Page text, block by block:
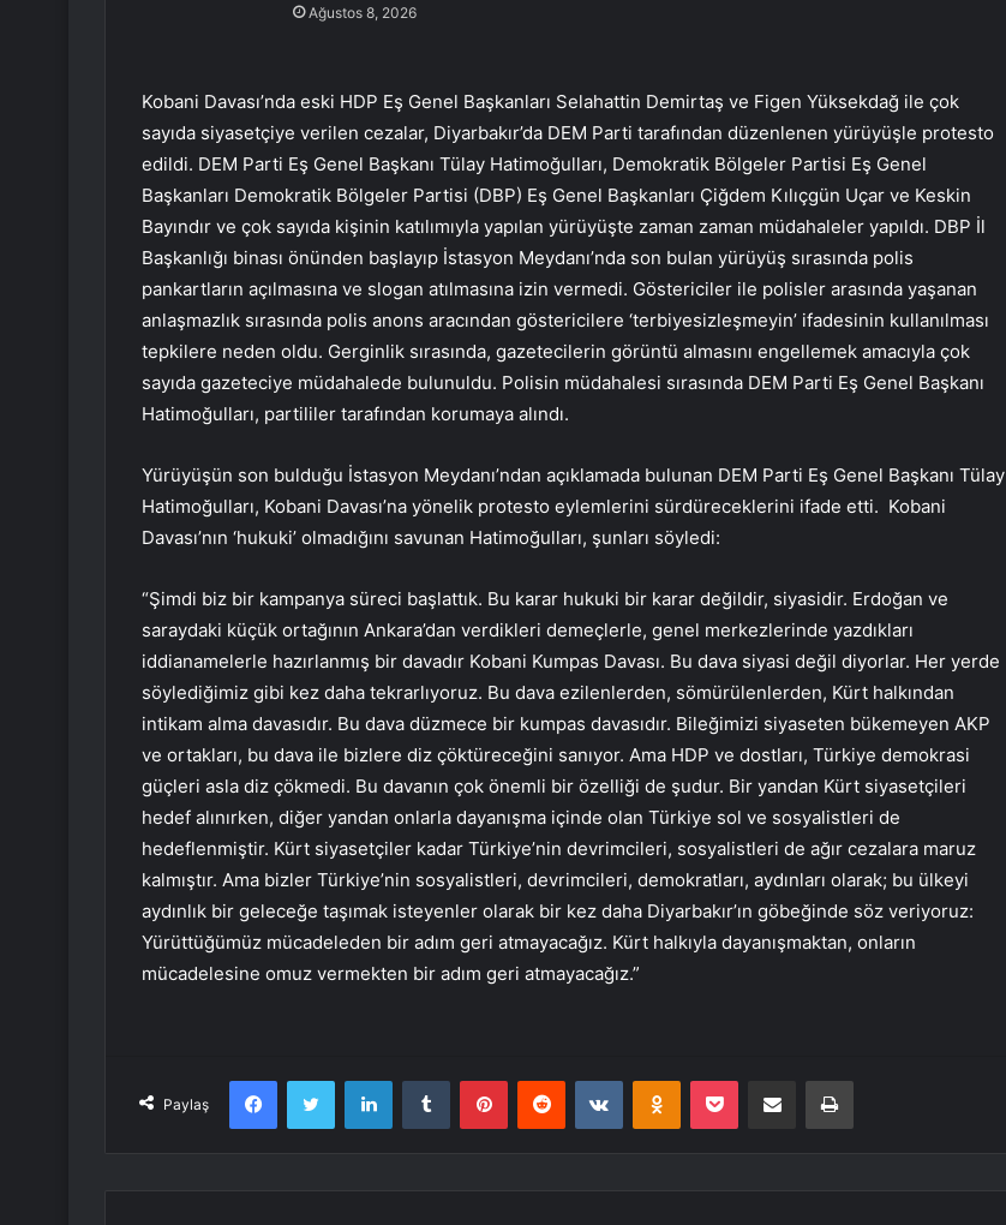
Ağustos 8, 2026
Kobani Davası’nda eski HDP Eş Genel Başkanları Selahattin Demirtaş ve Figen Yüksekdağ ile çok
sayıda siyasetçiye verilen cezalar, Diyarbakır’da DEM Parti tarafından düzenlenen yürüyüşle protesto
edildi. DEM Parti Eş Genel Başkanı Tülay Hatimoğulları, Demokratik Bölgeler Partisi Eş Genel
Başkanları Demokratik Bölgeler Partisi (DBP) Eş Genel Başkanları Çiğdem Kılıçgün Uçar ve Keskin
Bayındır ve çok sayıda kişinin katılımıyla yapılan yürüyüşte zaman zaman müdahaleler yapıldı. DBP İl
Başkanlığı binası önünden başlayıp İstasyon Meydanı’nda son bulan yürüyüş sırasında polis
pankartların açılmasına ve slogan atılmasına izin vermedi. Göstericiler ile polisler arasında yaşanan
anlaşmazlık sırasında polis anons aracından göstericilere ‘terbiyesizleşmeyin’ ifadesinin kullanılması
tepkilere neden oldu. Gerginlik sırasında, gazetecilerin görüntü almasını engellemek amacıyla çok
sayıda gazeteciye müdahalede bulunuldu. Polisin müdahalesi sırasında DEM Parti Eş Genel Başkanı
Hatimoğulları, partililer tarafından korumaya alındı.
Yürüyüşün son bulduğu İstasyon Meydanı’ndan açıklamada bulunan DEM Parti Eş Genel Başkanı Tülay
Hatimoğulları, Kobani Davası’na yönelik protesto eylemlerini sürdüreceklerini ifade etti. Kobani
Davası’nın ‘hukuki’ olmadığını savunan Hatimoğulları, şunları söyledi:
“Şimdi biz bir kampanya süreci başlattık. Bu karar hukuki bir karar değildir, siyasidir. Erdoğan ve
saraydaki küçük ortağının Ankara’dan verdikleri demeçlerle, genel merkezlerinde yazdıkları
iddianamelerle hazırlanmış bir davadır Kobani Kumpas Davası. Bu dava siyasi değil diyorlar. Her yerde
söylediğimiz gibi kez daha tekrarlıyoruz. Bu dava ezilenlerden, sömürülenlerden, Kürt halkından
intikam alma davasıdır. Bu dava düzmece bir kumpas davasıdır. Bileğimizi siyaseten bükemeyen AKP
ve ortakları, bu dava ile bizlere diz çöktüreceğini sanıyor. Ama HDP ve dostları, Türkiye demokrasi
güçleri asla diz çökmedi. Bu davanın çok önemli bir özelliği de şudur. Bir yandan Kürt siyasetçileri
hedef alınırken, diğer yandan onlarla dayanışma içinde olan Türkiye sol ve sosyalistleri de
hedeflenmiştir. Kürt siyasetçiler kadar Türkiye’nin devrimcileri, sosyalistleri de ağır cezalara maruz
kalmıştır. Ama bizler Türkiye’nin sosyalistleri, devrimcileri, demokratları, aydınları olarak; bu ülkeyi
aydınlık bir geleceğe taşımak isteyenler olarak bir kez daha Diyarbakır’ın göbeğinde söz veriyoruz:
Yürüttüğümüz mücadeleden bir adım geri atmayacağız. Kürt halkıyla dayanışmaktan, onların
mücadelesine omuz vermekten bir adım geri atmayacağız.”
Paylaş
FacebookTwitter LinkedInTumblr PinterestReddit VKontakteOdnoklassniki
Pocket E-Posta ile paylaş Yazdır